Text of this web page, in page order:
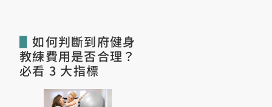
▋如何判斷到府健身
教練費用是否合理？
必看 3 大指標